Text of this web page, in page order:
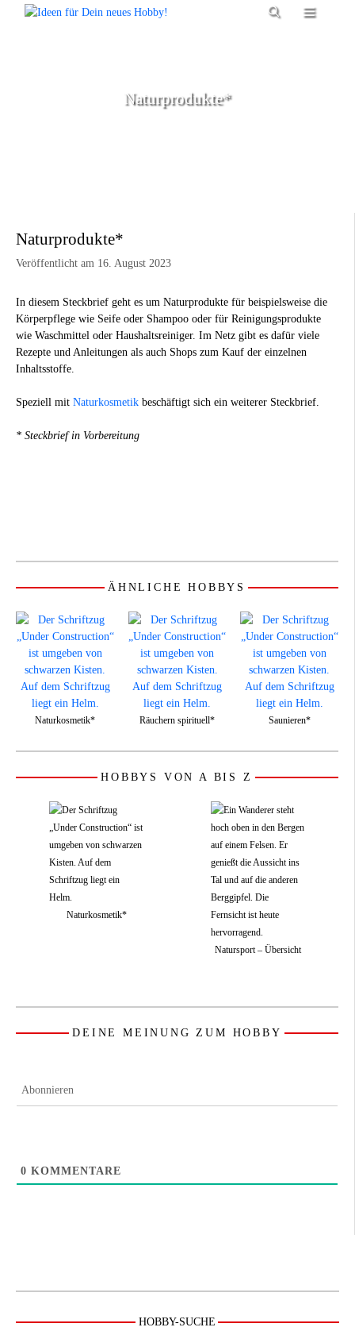
Menü
Naturprodukte*
Naturprodukte*
Veröffentlicht am 16. August 2023
In diesem Steckbrief geht es um Naturprodukte für beispielsweise die
Körperpflege wie Seife oder Shampoo oder für Reinigungsprodukte
wie Waschmittel oder Haushaltsreiniger. Im Netz gibt es dafür viele
Rezepte und Anleitungen als auch Shops zum Kauf der einzelnen
Inhaltsstoffe.
Speziell mit Naturkosmetik beschäftigt sich ein weiterer Steckbrief.
* Steckbrief in Vorbereitung
ÄHNLICHE HOBBYS
Naturkosmetik* Räuchern spirituell* Saunieren*
HOBBYS VON A BIS Z
Naturkosmetik*
Natursport – Übersicht
DEINE MEINUNG ZUM HOBBY
Abonnieren
0 KOMMENTARE
HOBBY-SUCHE